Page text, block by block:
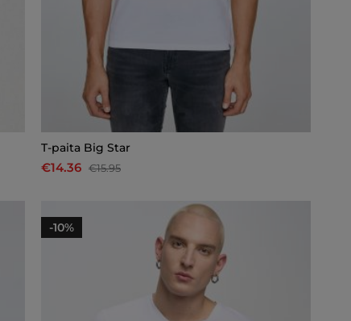
T-paita Big Star
€14.36 €15.95
-10%